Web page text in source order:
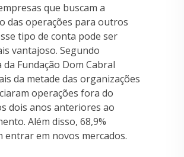
que buscam a
das operações para outros
tipo de conta pode ser
vantajoso. Segundo
da Fundação Dom Cabral
da metade das organizações
operações fora do
dois anos anteriores ao
Além disso, 68,9%
entrar em novos mercados.